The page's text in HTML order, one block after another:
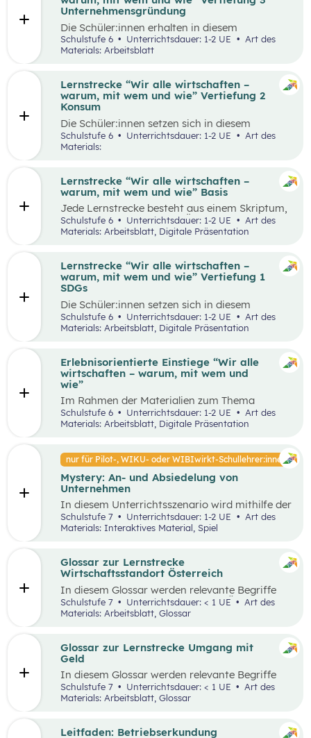
Runde zu Runde verbessern.
Unternehmensgründung
Die Schüler:innen erhalten in diesem
Gedankenexperiment die Möglichkeit ein
Unternehmen unter Berücksichtigung von
Business Model Canvas, welche Bedürfnisse sie
erfüllen wollen und treffen damit verbundene
Entscheidungen. Die Idee wird in einem
Schulstufe 6 Unterrichtsdauer: 1-2 UE
Art des
Materials: Arbeitsblatt
Lernstrecke “Wir alle wirtschaften –
warum, mit wem und wie” Vertiefung 2
Konsum
Die Schüler:innen setzen sich in diesem
Unterrichtsszenario mit nachhaltigem Konsum
auseinander. Sie recherchieren selbstständig zu
Schulstufe 6 Unterrichtsdauer: 1-2 UE
Materials:
Lernstrecke “Wir alle wirtschaften –
warum, mit wem und wie” Basis
Jede Lernstrecke besteht aus einem Skriptum,
welches dazu dient einen Überblick über die
jeweilige Lernstrecke zu erhalten. Mit
Wissen und entwickeln Fähigkeiten,
Einstellungen und Verhaltensbereitschaften, die
sie in ökonomisch geprägten Lebenssituationen
ökonomische Herausforderungen, Aufgaben
und Problemstellungen erkennen, analysieren,
beurteilen und erfolgreich bewältigen zu
Schulstufe 6 Unterrichtsdauer: 1-2 UE
Art des
Materials: Arbeitsblatt, Digitale Präsentation
Lernstrecke “Wir alle wirtschaften –
warum, mit wem und wie” Vertiefung 1
SDGs
Die Schüler:innen setzen sich in diesem
Unterrichtsszenario mit den SDGs (Sustainable
Development Goals) auseinander. Sie wählen ein
SDG und entdecken in ihrer Umgebung Orte, an
machen ein Foto davon. Anschließend werden
Verbesserungsvorschläge erarbeitet.
Schulstufe 6 Unterrichtsdauer: 1-2 UE
Materials: Arbeitsblatt, Digitale Präsentation
Erlebnisorientierte Einstiege “Wir alle
wirtschaften – warum, mit wem und
wie”
Im Rahmen der Materialien zum Thema
“Grundlagen der Wirtschaft” werden drei
mögliche Einstiegsideen vorgestellt. Diese
Vorschläge zeichnen sich nicht nur durch ihre
als Erlebnisse konzipiert, um die Schüler:innen
aktiv in den Lernprozess einzubinden.
Schulstufe 6 Unterrichtsdauer: 1-2 UE
Materials: Arbeitsblatt, Digitale Präsentation
nur für Pilot-, WIKU- oder WIBIwirkt-Schullehrer:innen
Mystery: An- und Absiedelung von
Unternehmen
In diesem Unterrichtsszenario wird mithilfe der
Methode Mystery das Thema „Ansiedelung von
Unternehmen“ vertiefend behandelt. Im
einer komplexen Fragestellung an der
Schnittstelle von Gesellschaft, Wirtschaft und
Schulstufe 7 Unterrichtsdauer: 1-2 UE
Art des
Materials: Interaktives Material, Spiel
Glossar zur Lernstrecke
Wirtschaftsstandort Österreich
In diesem Glossar werden relevante Begriffe
zum Thema „Wirtschaftsstandort Österreich“
erklärt. Zusätzlich gibt es Arbeitsblätter zu
ausgewählten Begriffen.
Schulstufe 7 Unterrichtsdauer: < 1 UE
Materials: Arbeitsblatt, Glossar
Glossar zur Lernstrecke Umgang mit
Geld
In diesem Glossar werden relevante Begriffe
zum Thema „Geld“ erklärt. Zusätzlich gibt es
Arbeitsblätter zu ausgewählten Begriffen.
Schulstufe 7 Unterrichtsdauer: < 1 UE
Materials: Arbeitsblatt, Glossar
Leitfaden: Betriebserkundung